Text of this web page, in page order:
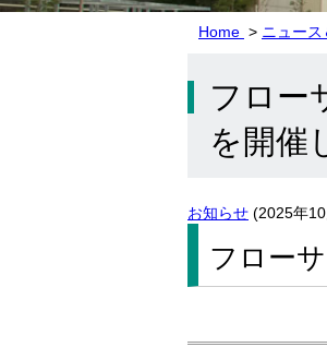
Home > ニュース
フロー
を開催
お知らせ (2025年
フロー